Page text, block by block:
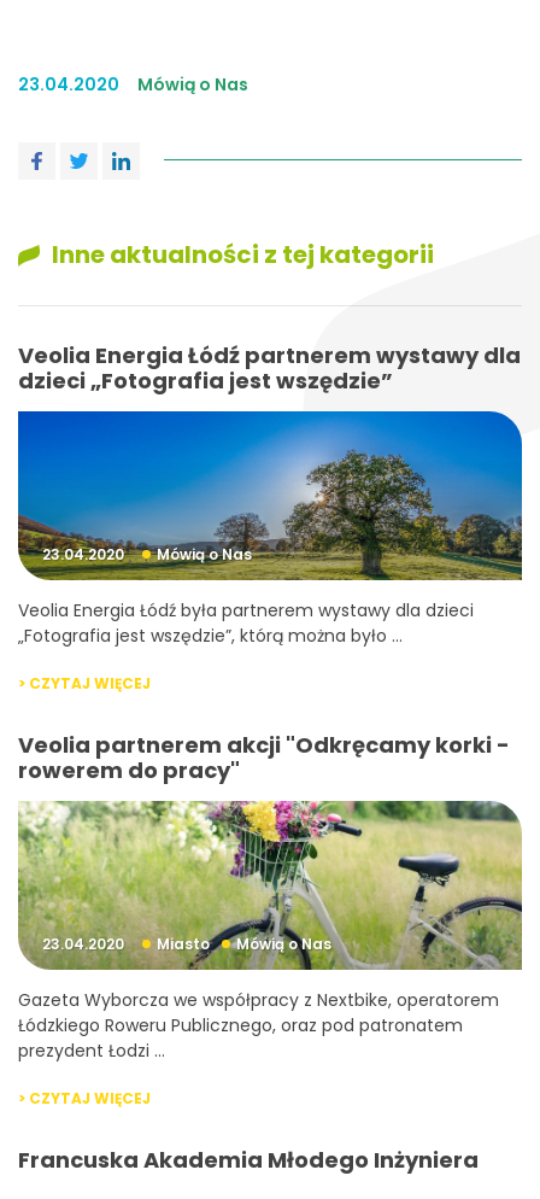
23.04.2020 Mówią o Nas
Inne aktualności z tej kategorii
Veolia Energia Łódź partnerem wystawy dla
dzieci „Fotografia jest wszędzie”
23.04.2020 Mówią o Nas
Veolia Energia Łódź była partnerem wystawy dla dzieci
„Fotografia jest wszędzie”, którą można było ...
> CZYTAJ WIĘCEJ
Veolia partnerem akcji "Odkręcamy korki -
rowerem do pracy"
23.04.2020 Miasto Mówią o Nas
Gazeta Wyborcza we współpracy z Nextbike, operatorem
Łódzkiego Roweru Publicznego, oraz pod patronatem
prezydent Łodzi ...
> CZYTAJ WIĘCEJ
Francuska Akademia Młodego Inżyniera